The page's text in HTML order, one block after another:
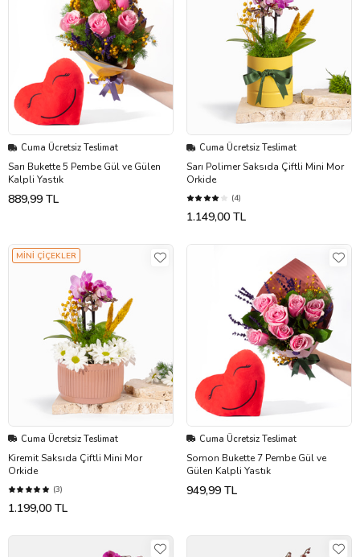
Cuma Ücretsiz Teslimat
Sarı Bukette 5 Pembe Gül ve Gülen
Kalpli Yastık
889,99 TL
Cuma Ücretsiz Teslimat
Sarı Polimer Saksıda Çiftli Mini Mor
Orkide
(4)
1.149,00 TL
MİNİ ÇİÇEKLER
Cuma Ücretsiz Teslimat
Kiremit Saksıda Çiftli Mini Mor
Orkide
(3)
1.199,00 TL
Cuma Ücretsiz Teslimat
Somon Bukette 7 Pembe Gül ve
Gülen Kalpli Yastık
949,99 TL